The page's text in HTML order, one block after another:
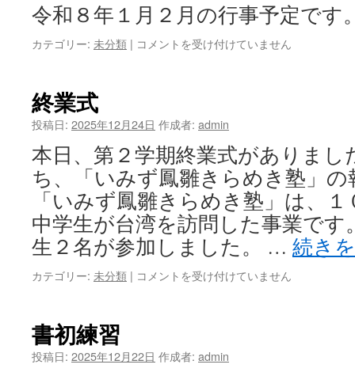
令和８年１月２月の行事予定です
カテゴリー: 未分類 | １
事
定
は
コメントを受け付けていません
終業式
投稿日: 2025年12月24日 作成者: admin
本日、第２学期終業式がありまし
ち、「いみず鳳雛きらめき塾」
「いみず鳳雛きらめき塾」は、
中学生が台湾を訪問した事業です
生２名が参加しました。 … 続き
カテゴリー: 未分類 | 終
コメントを受け付けていません
書初練習
投稿日: 2025年12月22日 作成者: admin